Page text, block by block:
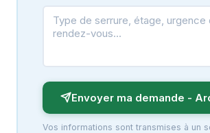
Envoyer ma demande -
Vos informations sont transmises à un